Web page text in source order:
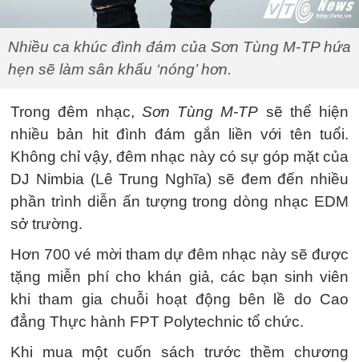
Nhiều ca khúc đình đám của Sơn Tùng M-TP hứa
hẹn sẽ làm sân khấu ‘nóng’ hơn.
Trong đêm nhạc, Sơn Tùng M-TP sẽ thể hiện
nhiều bản hit đình đám gắn liền với tên tuổi.
Không chỉ vậy, đêm nhạc này có sự góp mặt của
DJ Nimbia (Lê Trung Nghĩa) sẽ đem đến nhiều
phần trình diễn ấn tượng trong dòng nhạc EDM
sở trường.
Hơn 700 vé mời tham dự đêm nhạc này sẽ được
tặng miễn phí cho khán giả, các bạn sinh viên
khi tham gia chuỗi hoạt động bên lề do Cao
đẳng Thực hành FPT Polytechnic tổ chức.
Khi mua một cuốn sách trước thềm chương